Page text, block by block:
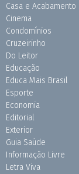
Casa e Acabamento
Cinema
Condomínios
Cruzeirinho
Do Leitor
Educação
Educa Mais Brasil
Esporte
Economia
Editorial
Exterior
Guia Saúde
Informação Livre
Letra Viva